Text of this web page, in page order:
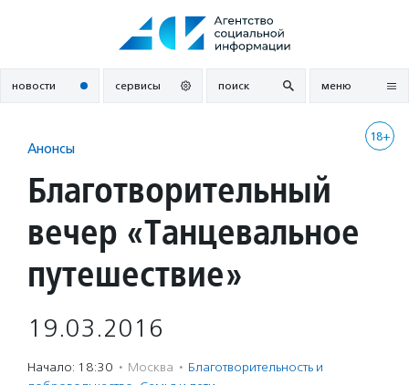
новости сервисы поиск меню
18+
Анонсы
Благотворительный
вечер «Танцевальное
путешествие»
19.03.2016
Начало: 18:30 · Москва · Благотвори­тель­ность и